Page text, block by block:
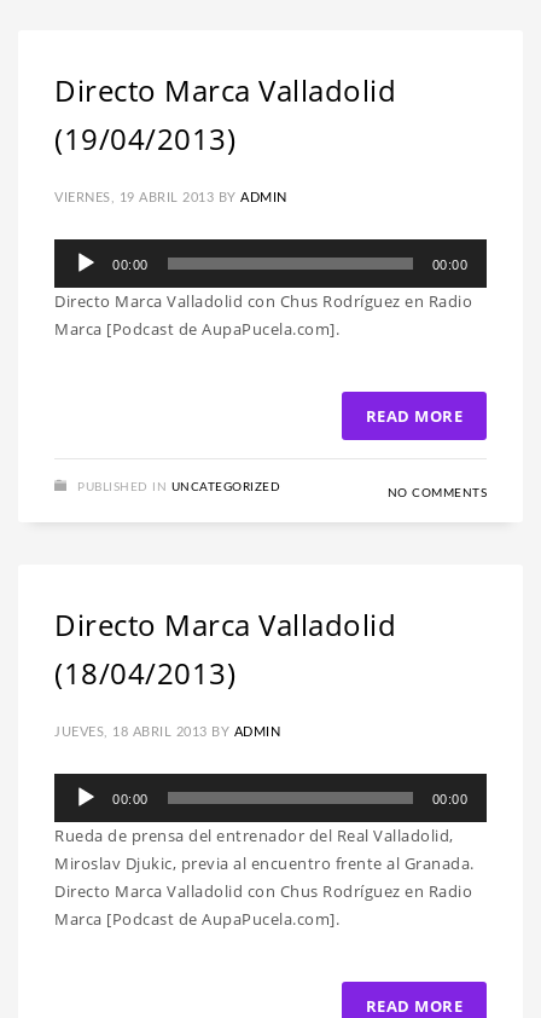
Directo Marca Valladolid
(19/04/2013)
VIERNES, 19 ABRIL 2013 BY ADMIN
Reproductor
audio
00:00 00:00
Directo Marca Valladolid con Chus Rodríguez en Radio
Marca [Podcast de AupaPucela.com].
READ MORE
PUBLISHED IN UNCATEGORIZED NO COMMENTS
Directo Marca Valladolid
(18/04/2013)
JUEVES, 18 ABRIL 2013 BY ADMIN
Reproductor
audio
00:00 00:00
Rueda de prensa del entrenador del Real Valladolid,
Miroslav Djukic, previa al encuentro frente al Granada.
Directo Marca Valladolid con Chus Rodríguez en Radio
Marca [Podcast de AupaPucela.com].
READ MORE